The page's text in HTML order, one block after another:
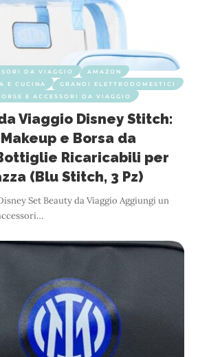
DA VIAGGIO
AMAZON
E CUCINA
GRANDI ELETTRODOMESTICI
E ACCESSORI DA VIAGGIO
Viaggio Disney Stitch:
e Borsa da
Ricaricabili per
(Blu Stitch, 3 Pz)
Set Beauty da Viaggio Aggiungi un
…